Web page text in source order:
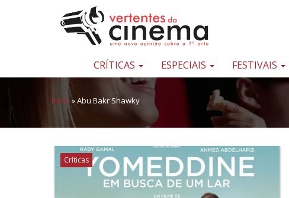
Pular para o conteúdo
Uma
sobre
sétima
arte
CRÍTICAS ESPECIAIS FESTIVAIS
Início »Abu Bakr Shawky
Críticas